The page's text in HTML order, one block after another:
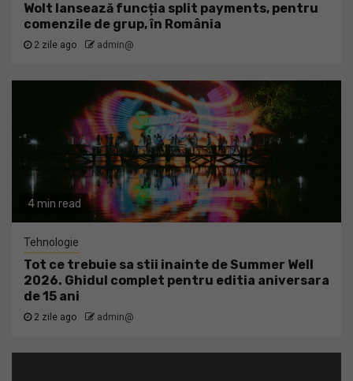
Wolt lansează funcția split payments, pentru
comenzile de grup, în România
2 zile ago admin@
4 min read
Tehnologie
Tot ce trebuie sa stii inainte de Summer Well
2026. Ghidul complet pentru editia aniversara
de 15 ani
2 zile ago admin@